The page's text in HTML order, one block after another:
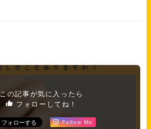
この記事が気に入ったら
フォローしてね！
Follow Me